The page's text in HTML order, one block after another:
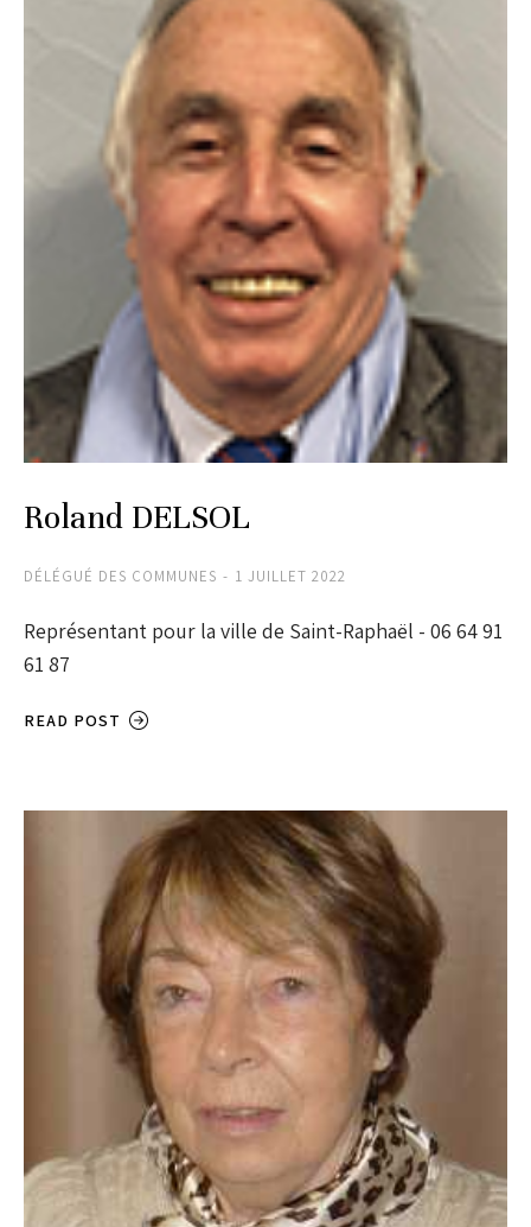
Roland DELSOL
DÉLÉGUÉ DES COMMUNES 1 JUILLET 2022
Représentant pour la ville de Saint-Raphaël - 06 64 91
61 87
READ POST